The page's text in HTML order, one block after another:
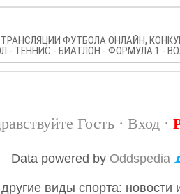
ФУТБОЛА ОНЛАЙН,
- ТЕННИС - БИАТЛОН - ФОРМУЛА 1 -
Гость · Вход·
Data powered by Oddspedia
виды спорта: новости